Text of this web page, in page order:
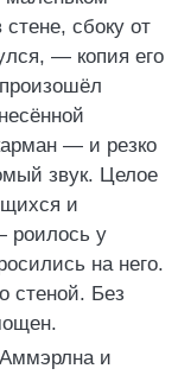
сбоку от
— копия его
— и резко
звук. Целое
и
роилось у
на него.
стеной. Без
и